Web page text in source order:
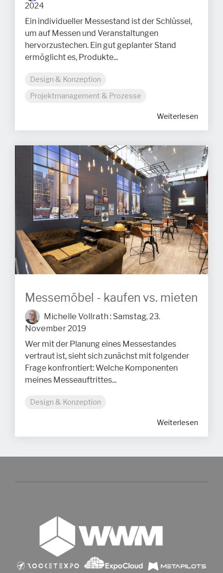
2024
Ein individueller Messestand ist der Schlüssel,
um auf Messen und Veranstaltungen
hervorzustechen. Ein gut geplanter Stand
ermöglicht es, Produkte...
Design & Konzeption
Projektmanagement & Prozesse
Weiterlesen
Messemöbel - kaufen vs. mieten
Michelle Vollrath : Samstag, 23.
November 2019
Wer mit der Planung eines Messestandes
vertraut ist, sieht sich zunächst mit folgender
Frage konfrontiert: Welche Komponenten
meines Messeauftrittes...
Design & Konzeption
Weiterlesen